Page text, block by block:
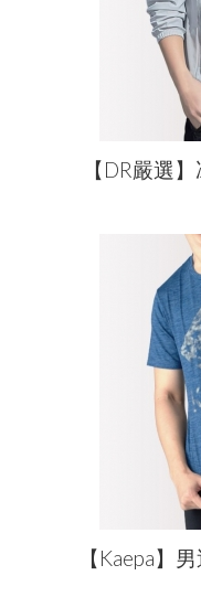
【DR嚴選
【Kaepa】